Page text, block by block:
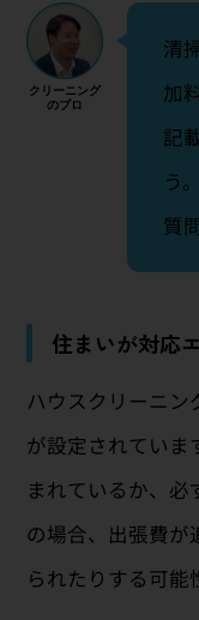
清
加
記
う
質
住まいが対応
ハウスクリーニン
が設定されていま
まれているか、
の場合、出張費が
られたりする可能